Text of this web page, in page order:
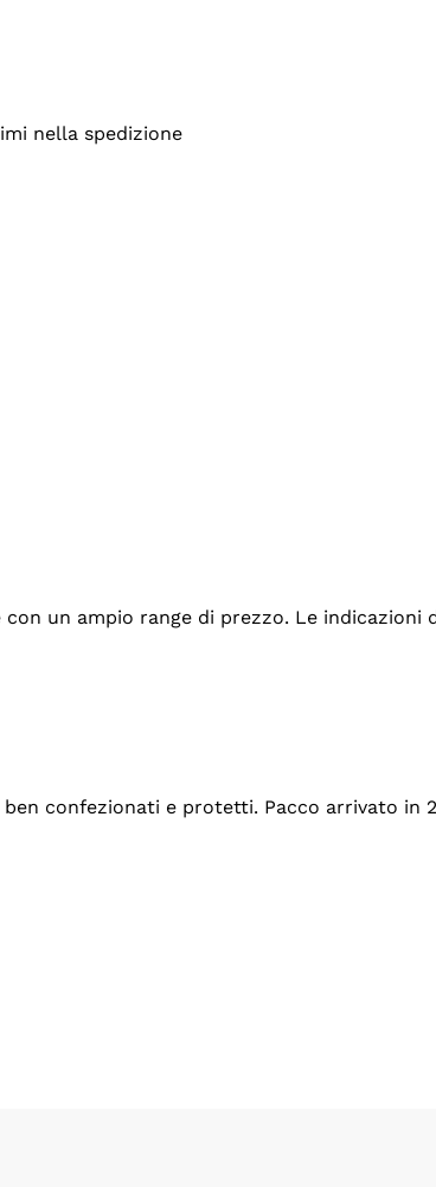
nella spedizione
un ampio range di prezzo. Le indicazioni
confezionati e protetti. Pacco arrivato in